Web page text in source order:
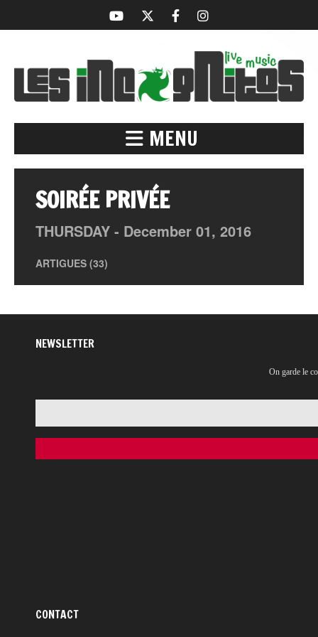
MENU
SOIRÉE PRIVÉE
THURSDAY - December 01, 2016
ARTIGUES (33)
NEWSLETTER
On garde le
CONTACT